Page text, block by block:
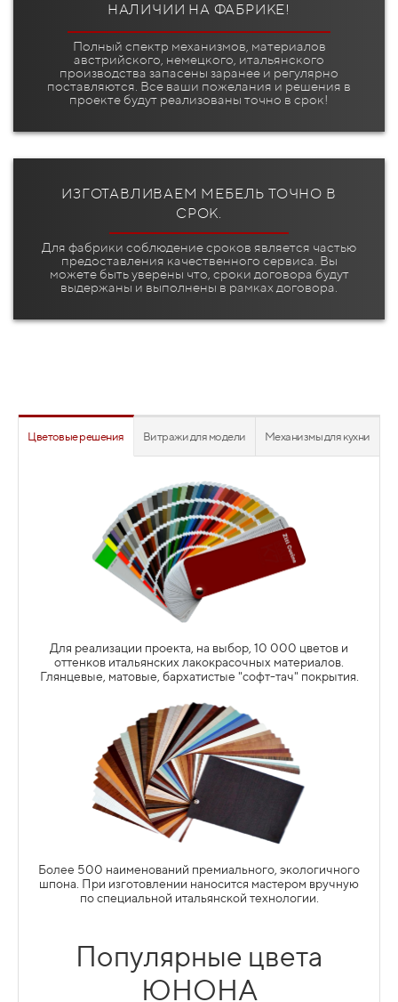
НАЛИЧИИ НА ФАБРИКЕ!
Полный спектр механизмов, материалов
австрийского, немецкого, итальянского
производства запасены заранее и регулярно
поставляются. Все ваши пожелания и решения в
проекте будут реализованы точно в срок!
ИЗГОТАВЛИВАЕМ МЕБЕЛЬ ТОЧНО В
СРОК.
Для фабрики соблюдение сроков является частью
предоставления качественного сервиса. Вы
можете быть уверены что, сроки договора будут
выдержаны и выполнены в рамках договора.
Цветовые решения Витражи для модели Механизмы для кухни
Для реализации проекта, на выбор, 10 000 цветов и
оттенков итальянских лакокрасочных материалов.
Глянцевые, матовые, бархатистые "софт-тач" покрытия.
Более 500 наименований премиального, экологичного
шпона. При изготовлении наносится мастером вручную
по специальной итальянской технологии.
Популярные цвета
ЮНОНА
Витражные фасады являются выигрышным дизайнерским
решением когда необходимо визуально облегчить
габаритную кухню, добавить воздушности, света и
дополнительных красок, а так же просто добавить
элегантности и визуальной дороговизны проекту.
АНГЛИЙСКАЯ-ДВОЙНАЯ
ПЕРЕКРЕСТИЕ "УНИКА" ГОТИЧЕСКАЯ
ЯЩИКИ ТАНДЕМБОКС (TANDEMBOX)
ФУРНИТУРА ВАЖНЫЙ ПОМОЩНИК Подробнее